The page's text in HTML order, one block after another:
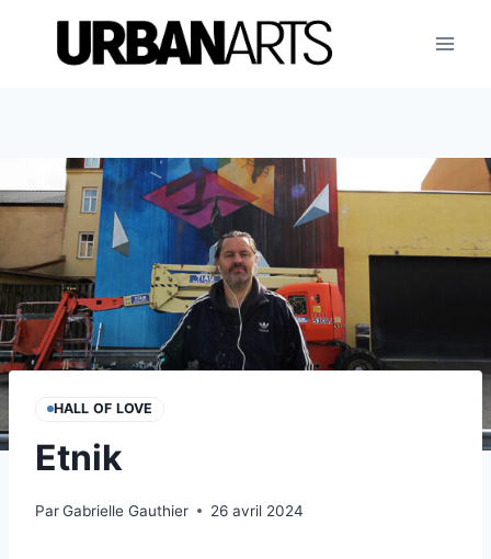
contenu
HALL OF LOVE
Etnik
ParGabrielle Gauthier 26 avril 2024